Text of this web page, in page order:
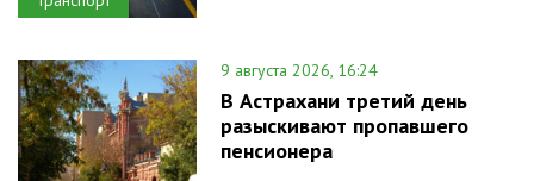
9 августа 2026, 16:24
В Астрахани третий день
разыскивают пропавшего
пенсионера